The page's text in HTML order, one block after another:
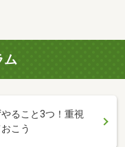
ム
ること3つ！重視
こう